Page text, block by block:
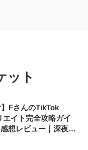
ット
】FさんのTikTok
イト完全攻略ガイ
想レビュー｜深夜マ